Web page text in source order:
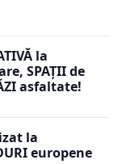
la
SPAȚII de
asfaltate!
la
europene